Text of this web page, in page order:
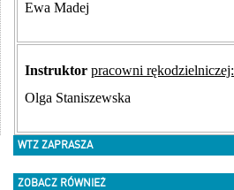
Ewa Madej
Instruktor pracowni rękodzielniczej:
Olga Staniszewska
WTZ ZAPRASZA
ZOBACZ RÓWNIEŻ